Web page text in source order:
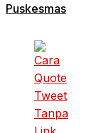
Puskesmas